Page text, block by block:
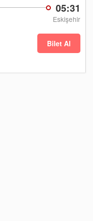
05:31
Eskişehir
Bilet Al